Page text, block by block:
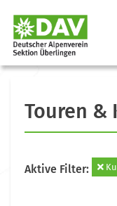
Touren &
Aktive Filter: